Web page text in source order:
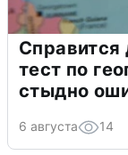
тест по
стыдно
6 августа 14